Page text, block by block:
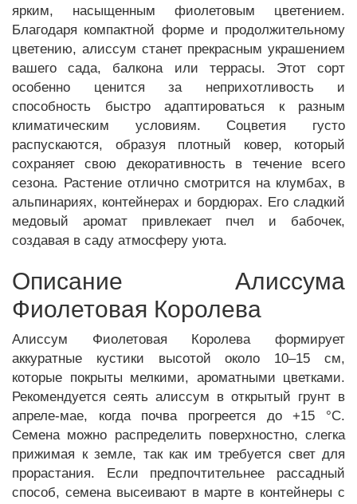
ярким, насыщенным фиолетовым цветением.
Благодаря компактной форме и продолжительному
цветению, алиссум станет прекрасным украшением
вашего сада, балкона или террасы. Этот сорт
особенно ценится за неприхотливость и
способность быстро адаптироваться к разным
климатическим условиям. Соцветия густо
распускаются, образуя плотный ковер, который
сохраняет свою декоративность в течение всего
сезона. Растение отлично смотрится на клумбах, в
альпинариях, контейнерах и бордюрах. Его сладкий
медовый аромат привлекает пчел и бабочек,
создавая в саду атмосферу уюта.
Описание Алиссума
Фиолетовая Королева
Алиссум Фиолетовая Королева формирует
аккуратные кустики высотой около 10–15 см,
которые покрыты мелкими, ароматными цветками.
Рекомендуется сеять алиссум в открытый грунт в
апреле-мае, когда почва прогреется до +15 °C.
Семена можно распределить поверхностно, слегка
прижимая к земле, так как им требуется свет для
прорастания. Если предпочтительнее рассадный
способ, семена высеивают в марте в контейнеры с